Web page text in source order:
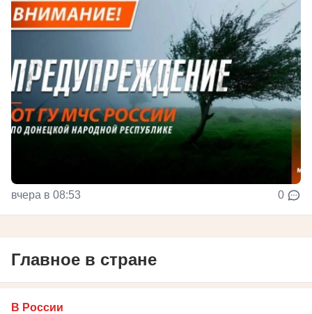
вчера в 08:53 0
Главное в стране
В России